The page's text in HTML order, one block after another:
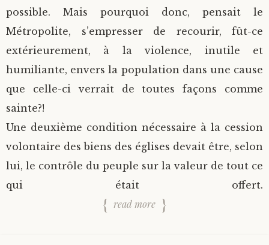
possible. Mais pourquoi donc, pensait le
Métropolite, s’empresser de recourir, fût-ce
extérieurement, à la violence, inutile et
humiliante, envers la population dans une cause
que celle-ci verrait de toutes façons comme
sainte?!
Une deuxième condition nécessaire à la cession
volontaire des biens des églises devait être, selon
lui, le contrôle du peuple sur la valeur de tout ce
qui était offert.
read more